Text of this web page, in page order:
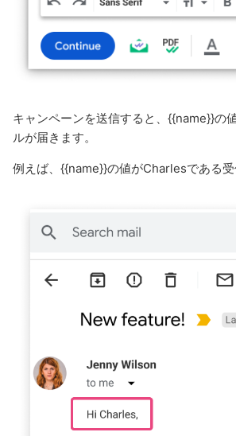
キャンペーンを送信すると、{{name}}の
ルが届きます。
例えば、{{name}}の値がCharlesである